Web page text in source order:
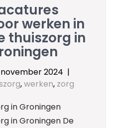
werken in
thuiszorg in
2024 |
,werken, zorg
in Groningen
in Groningen De